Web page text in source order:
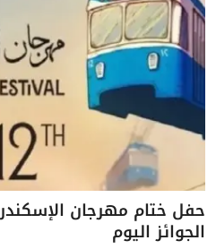
حفل ختام مهرجان
الجوائز اليوم